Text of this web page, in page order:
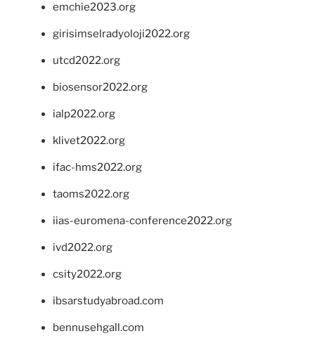
emchie2023.org
girisimselradyoloji2022.org
utcd2022.org
biosensor2022.org
ialp2022.org
klivet2022.org
ifac-hms2022.org
taoms2022.org
iias-euromena-conference2022.org
ivd2022.org
csity2022.org
ibsarstudyabroad.com
bennusehgall.com